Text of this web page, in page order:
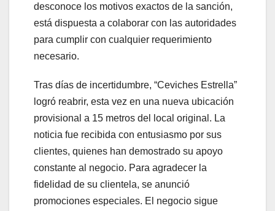
desconoce los motivos exactos de la sanción,
está dispuesta a colaborar con las autoridades
para cumplir con cualquier requerimiento
necesario.
Tras días de incertidumbre, “Ceviches Estrella”
logró reabrir, esta vez en una nueva ubicación
provisional a 15 metros del local original. La
noticia fue recibida con entusiasmo por sus
clientes, quienes han demostrado su apoyo
constante al negocio. Para agradecer la
fidelidad de su clientela, se anunció
promociones especiales. El negocio sigue